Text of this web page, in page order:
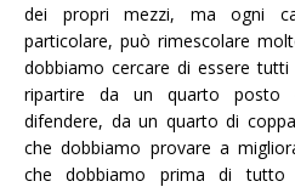
dei propri mezzi, ma ogni
particolare, può rimescolare
dobbiamo cercare di essere tutti
ripartire da un quarto posto
difendere, da un quarto di
che dobbiamo provare a
che dobbiamo prima di tutto